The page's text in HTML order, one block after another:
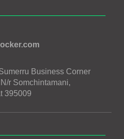
Business Corner
r Somchintamani,
395009